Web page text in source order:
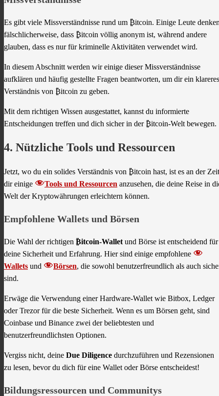
Es gibt viele Missverständnisse rund um ₿itcoin. Einige Leute
fälschlicherweise, dass ₿itcoin völlig anonym ist, während andere
glauben, dass es nur für kriminelle Aktivitäten verwendet wird.
In diesem Abschnitt werden wir einige dieser Missverständnisse
aufklären und häufig gestellte Fragen beantworten, um dir ein klareres
Verständnis von ₿itcoin zu geben.
Mit dem richtigen Wissen ausgestattet, kannst du informierte
Entscheidungen treffen und dich sicher in der ₿itcoin-Welt bewegen.
4. Nützliche Tools und Ressourcen
Jetzt, wo du ein solides Verständnis von ₿itcoin hast, ist es an der
dir einige
Tools und Ressourcen anzusehen, die deine Reise in
Welt der Kryptowährungen erleichtern können.
Empfohlene Wallets und Börsen
Die Wahl der richtigen ₿itcoin-Wallet und Börse ist entscheidend für
deine Sicherheit und Erfahrung. Hier sind einige empfohlene
Wallets und Börsen, die sowohl benutzerfreundlich als auch
sind.
Erwäge die Verwendung einer Hardware-Wallet wie Bitbox, Ledger
oder Trezor für die beste Sicherheit. Wenn es um Börsen geht, sind
Coinbase und Binance zwei der beliebtesten und
benutzerfreundlichsten Optionen.
Vergiss nicht, deine Due Diligence durchzuführen und Rezensionen
zu lesen, bevor du dich für eine Wallet oder Börse entscheidest!
Bildungsressourcen und Communitys